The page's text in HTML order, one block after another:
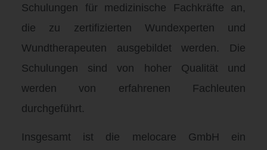
Schulungen für medizinische Fachkräfte an,
die zu zertifizierten Wundexperten und
Wundtherapeuten ausgebildet werden. Die
Schulungen sind von hoher Qualität und
werden von erfahrenen Fachleuten
durchgeführt.
Insgesamt ist die melocare GmbH ein